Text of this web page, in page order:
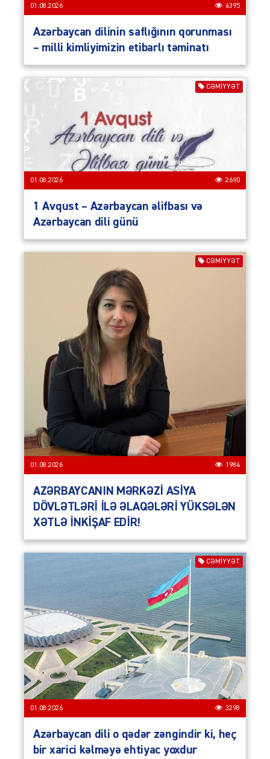
01.08.2026 4395
Azərbaycan dilinin saflığının qorunması
– milli kimliyimizin etibarlı təminatı
CƏMIYYƏT
01.08.2026 2690
1 Avqust – Azərbaycan əlifbası və
Azərbaycan dili günü
CƏMIYYƏT
01.08.2026 1984
AZƏRBAYCANIN MƏRKƏZİ ASİYA
DÖVLƏTLƏRİ İLƏ ƏLAQƏLƏRİ YÜKSƏLƏN
XƏTLƏ İNKİŞAF EDİR!
CƏMIYYƏT
01.08.2026 3298
Azərbaycan dili o qədər zəngindir ki, heç
bir xarici kəlməyə ehtiyac yoxdur